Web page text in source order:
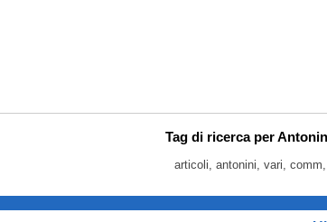
Tag di ricerca per
articoli, antonini, vari,